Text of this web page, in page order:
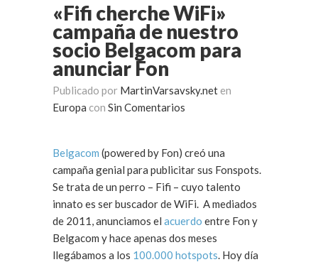
«Fifi cherche WiFi»
campaña de nuestro
socio Belgacom para
anunciar Fon
Publicado por MartinVarsavsky.net en
Europa con Sin Comentarios
Belgacom (powered by Fon) creó una
campaña genial para publicitar sus Fonspots.
Se trata de un perro – Fifi – cuyo talento
innato es ser buscador de WiFi. A mediados
de 2011, anunciamos el acuerdo entre Fon y
Belgacom y hace apenas dos meses
llegábamos a los 100.000 hotspots. Hoy día